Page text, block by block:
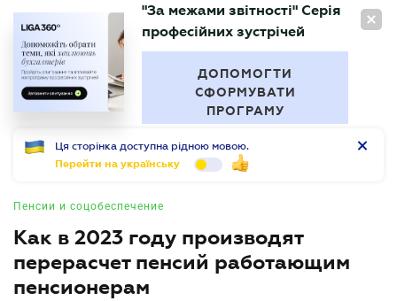
RU
БУХГАЛТЕР
"За межами звітності" Серія
професійних зустрічей
ДОПОМОГТИ
СФОРМУВАТИ
ПРОГРАМУ
Ця сторінка доступна рідною мовою.
Перейти на українську
Пенсии и соцобеспечение
Как в 2023 году производят
перерасчет пенсий работающим
пенсионерам